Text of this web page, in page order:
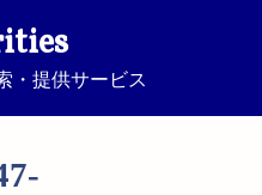
・提供サービス